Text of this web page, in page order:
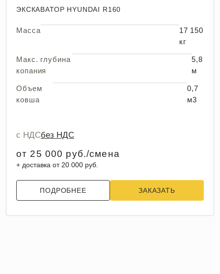
ЭКСКАВАТОР HYUNDAI R160
Масса
17 150
кг
Макс. глубина
копания
5,8
м
Объем
ковша
0,7
м3
с НДСбез НДС
от 25 000 руб./смена
+ доставка от 20 000 руб.
ПОДРОБНЕЕ ЗАКАЗАТЬ